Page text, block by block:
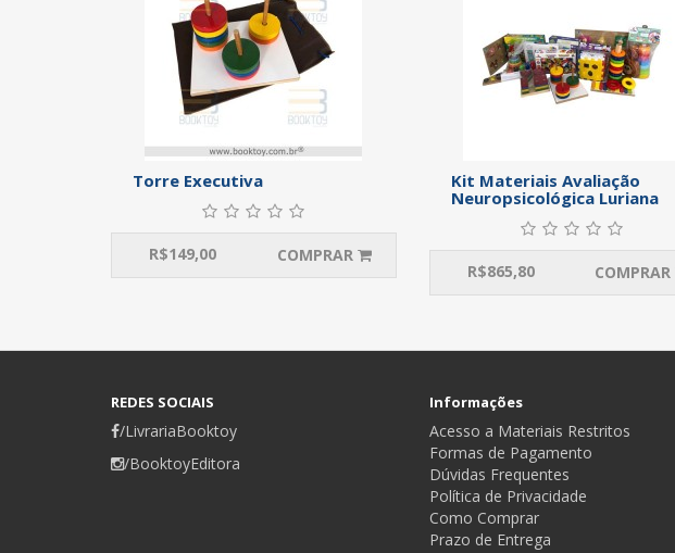
Torre Executiva
R$149,00 COMPRAR
Kit Materiais Avaliação
Neuropsicológica Luriana
R$865,80 COMPRAR
REDES SOCIAIS
/LivrariaBooktoy
/BooktoyEditora
Informações
Acesso a Materiais Restritos
Formas de Pagamento
Dúvidas Frequentes
Política de Privacidade
Como Comprar
Prazo de Entrega